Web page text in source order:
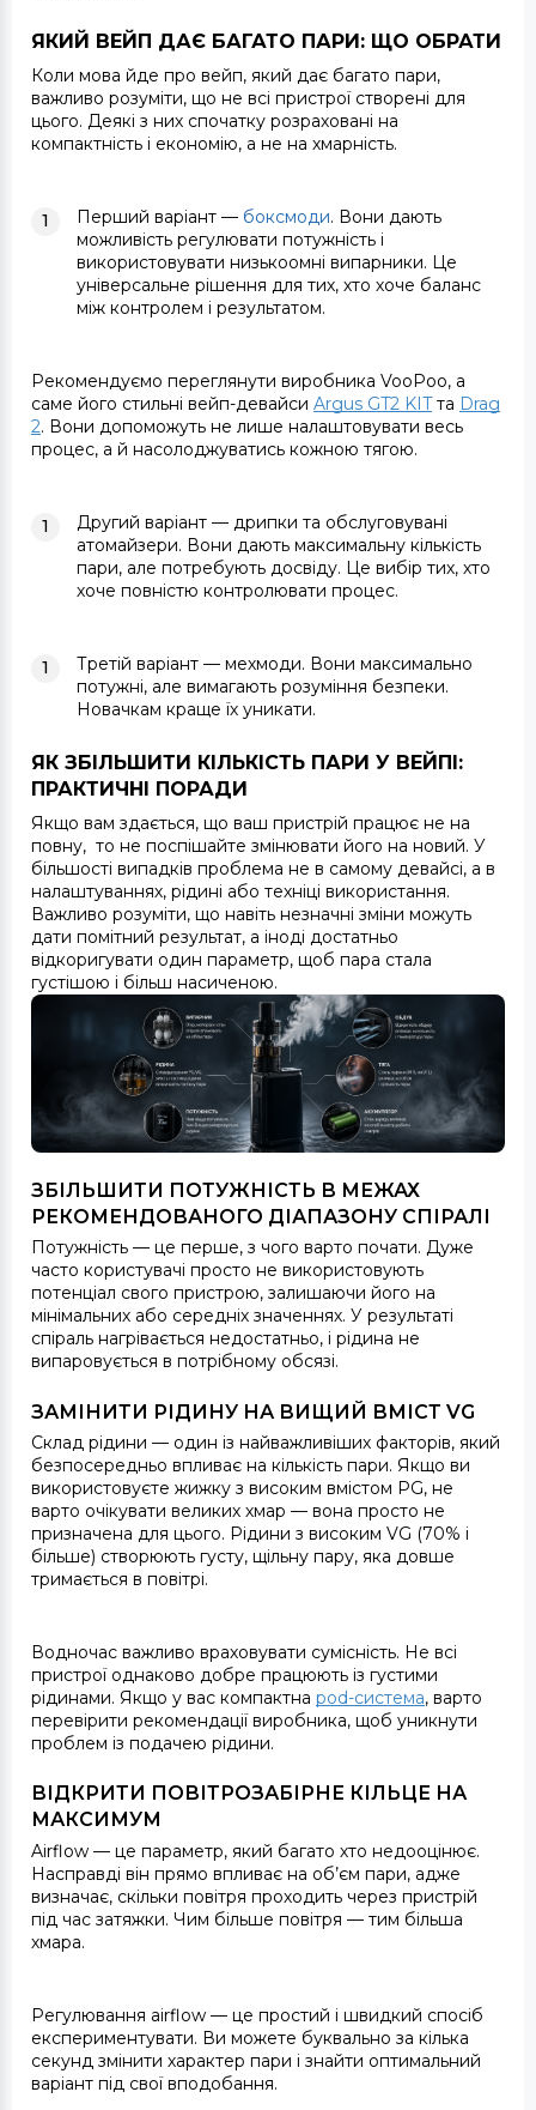
ЯКИЙ ВЕЙП ДАЄ БАГАТО ПАРИ: ЩО ОБРАТИ
Коли мова йде про вейп, який дає багато пари,
важливо розуміти, що не всі пристрої створені для
цього. Деякі з них спочатку розраховані на
компактність і економію, а не на хмарність.
Перший варіант — боксмоди. Вони дають
можливість регулювати потужність і
використовувати низькоомні випарники. Це
універсальне рішення для тих, хто хоче баланс
між контролем і результатом.
Рекомендуємо переглянути виробника VooPoo, а
саме його стильні вейп-девайси Argus GT2 KITта Drag
2. Вони допоможуть не лише налаштовувати весь
процес, а й насолоджуватись кожною тягою.
Другий варіант — дрипки та обслуговувані
атомайзери. Вони дають максимальну кількість
пари, але потребують досвіду. Це вибір тих, хто
хоче повністю контролювати процес.
Третій варіант — мехмоди. Вони максимально
потужні, але вимагають розуміння безпеки.
Новачкам краще їх уникати.
ЯК ЗБІЛЬШИТИ КІЛЬКІСТЬ ПАРИ У ВЕЙПІ:
ПРАКТИЧНІ ПОРАДИ
Якщо вам здається, що ваш пристрій працює не на
повну, то не поспішайте змінювати його на новий. У
більшості випадків проблема не в самому девайсі, а в
налаштуваннях, рідині або техніці використання.
Важливо розуміти, що навіть незначні зміни можуть
дати помітний результат, а іноді достатньо
відкоригувати один параметр, щоб пара стала
густішою і більш насиченою.
ЗБІЛЬШИТИ ПОТУЖНІСТЬ В МЕЖАХ
РЕКОМЕНДОВАНОГО ДІАПАЗОНУ СПІРАЛІ
Потужність — це перше, з чого варто почати. Дуже
часто користувачі просто не використовують
потенціал свого пристрою, залишаючи його на
мінімальних або середніх значеннях. У результаті
спіраль нагрівається недостатньо, і рідина не
випаровується в потрібному обсязі.
ЗАМІНИТИ РІДИНУ НА ВИЩИЙ ВМІСТ VG
Склад рідини — один із найважливіших факторів, який
безпосередньо впливає на кількість пари. Якщо ви
використовуєте жижку з високим вмістом PG, не
варто очікувати великих хмар — вона просто не
призначена для цього. Рідини з високим VG (70% і
більше) створюють густу, щільну пару, яка довше
тримається в повітрі.
Водночас важливо враховувати сумісність. Не всі
пристрої однаково добре працюють із густими
рідинами. Якщо у вас компактна pod-система, варто
перевірити рекомендації виробника, щоб уникнути
проблем із подачею рідини.
ВІДКРИТИ ПОВІТРОЗАБІРНЕ КІЛЬЦЕ НА
МАКСИМУМ
Airflow — це параметр, який багато хто недооцінює.
Насправді він прямо впливає на об’єм пари, адже
визначає, скільки повітря проходить через пристрій
під час затяжки. Чим більше повітря — тим більша
хмара.
Регулювання airflow — це простий і швидкий спосіб
експериментувати. Ви можете буквально за кілька
секунд змінити характер пари і знайти оптимальний
варіант під свої вподобання.